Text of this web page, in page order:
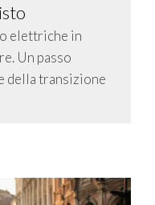
elettriche in
Un passo
della transizione